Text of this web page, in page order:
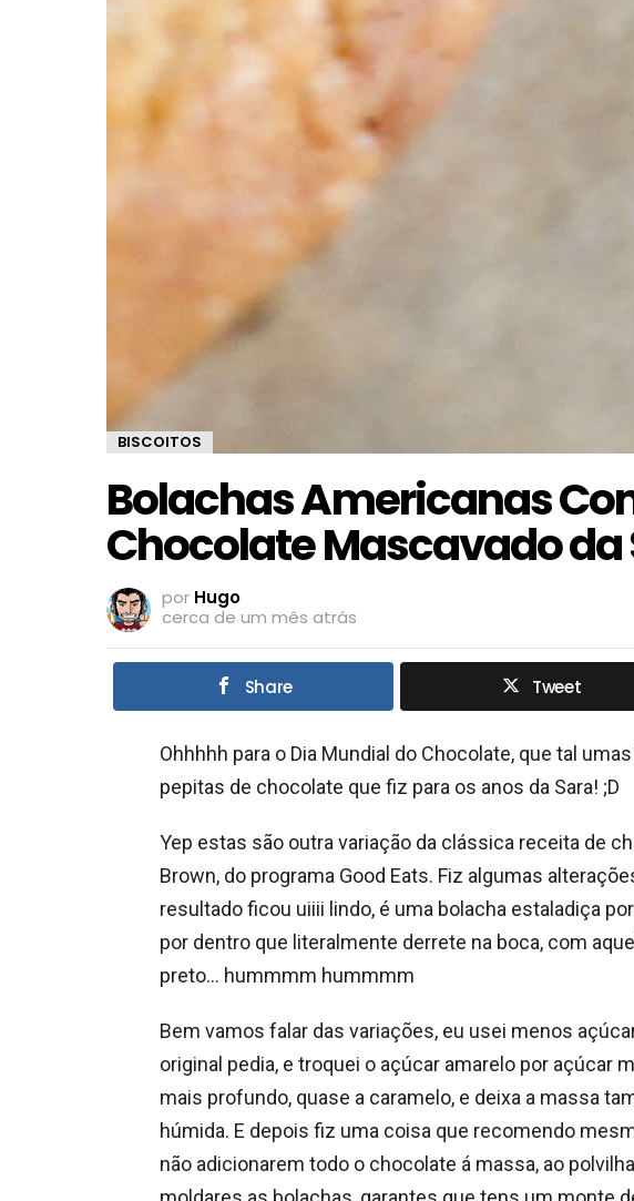
BISCOITOS
Bolachas Americanas
Chocolate Mascavado da
por Hugo
cerca de um mês atrás
Share Tweet
Ohhhhh para o Dia Mundial do Chocolate, que tal
pepitas de chocolate que fiz para os anos da Sara! ;D
Yep estas são outra variação da clássica receita de
Brown, do programa Good Eats. Fiz algumas
resultado ficou uiiii lindo, é uma bolacha estaladiça
por dentro que literalmente derrete na boca, com
preto… hummmm hummmm
Bem vamos falar das variações, eu usei menos
original pedia, e troquei o açúcar amarelo por açúcar
mais profundo, quase a caramelo, e deixa a massa
húmida. E depois fiz uma coisa que recomendo
não adicionarem todo o chocolate á massa, ao